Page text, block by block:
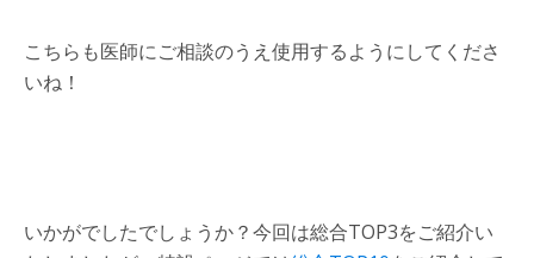
こちらも医師にご相談のうえ使用するようにしてくださ
いね！
いかがでしたでしょうか？今回は総合TOP3をご紹介い